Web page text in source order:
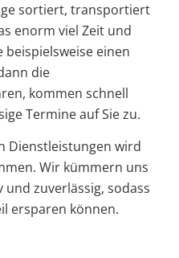
sortiert, transportiert
enorm viel Zeit und
beispielsweise einen
die
kommen schnell
Termine auf Sie zu.
Dienstleistungen wird
Wir kümmern uns
und zuverlässig, sodass
ersparen können.